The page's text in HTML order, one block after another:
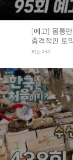
[예고] 몸통
충격적인 토
히든아이